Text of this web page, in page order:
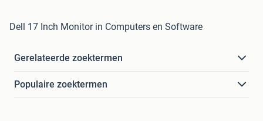
Dell 17 Inch Monitor in Computers en Software
Gerelateerde zoektermen
Populaire zoektermen